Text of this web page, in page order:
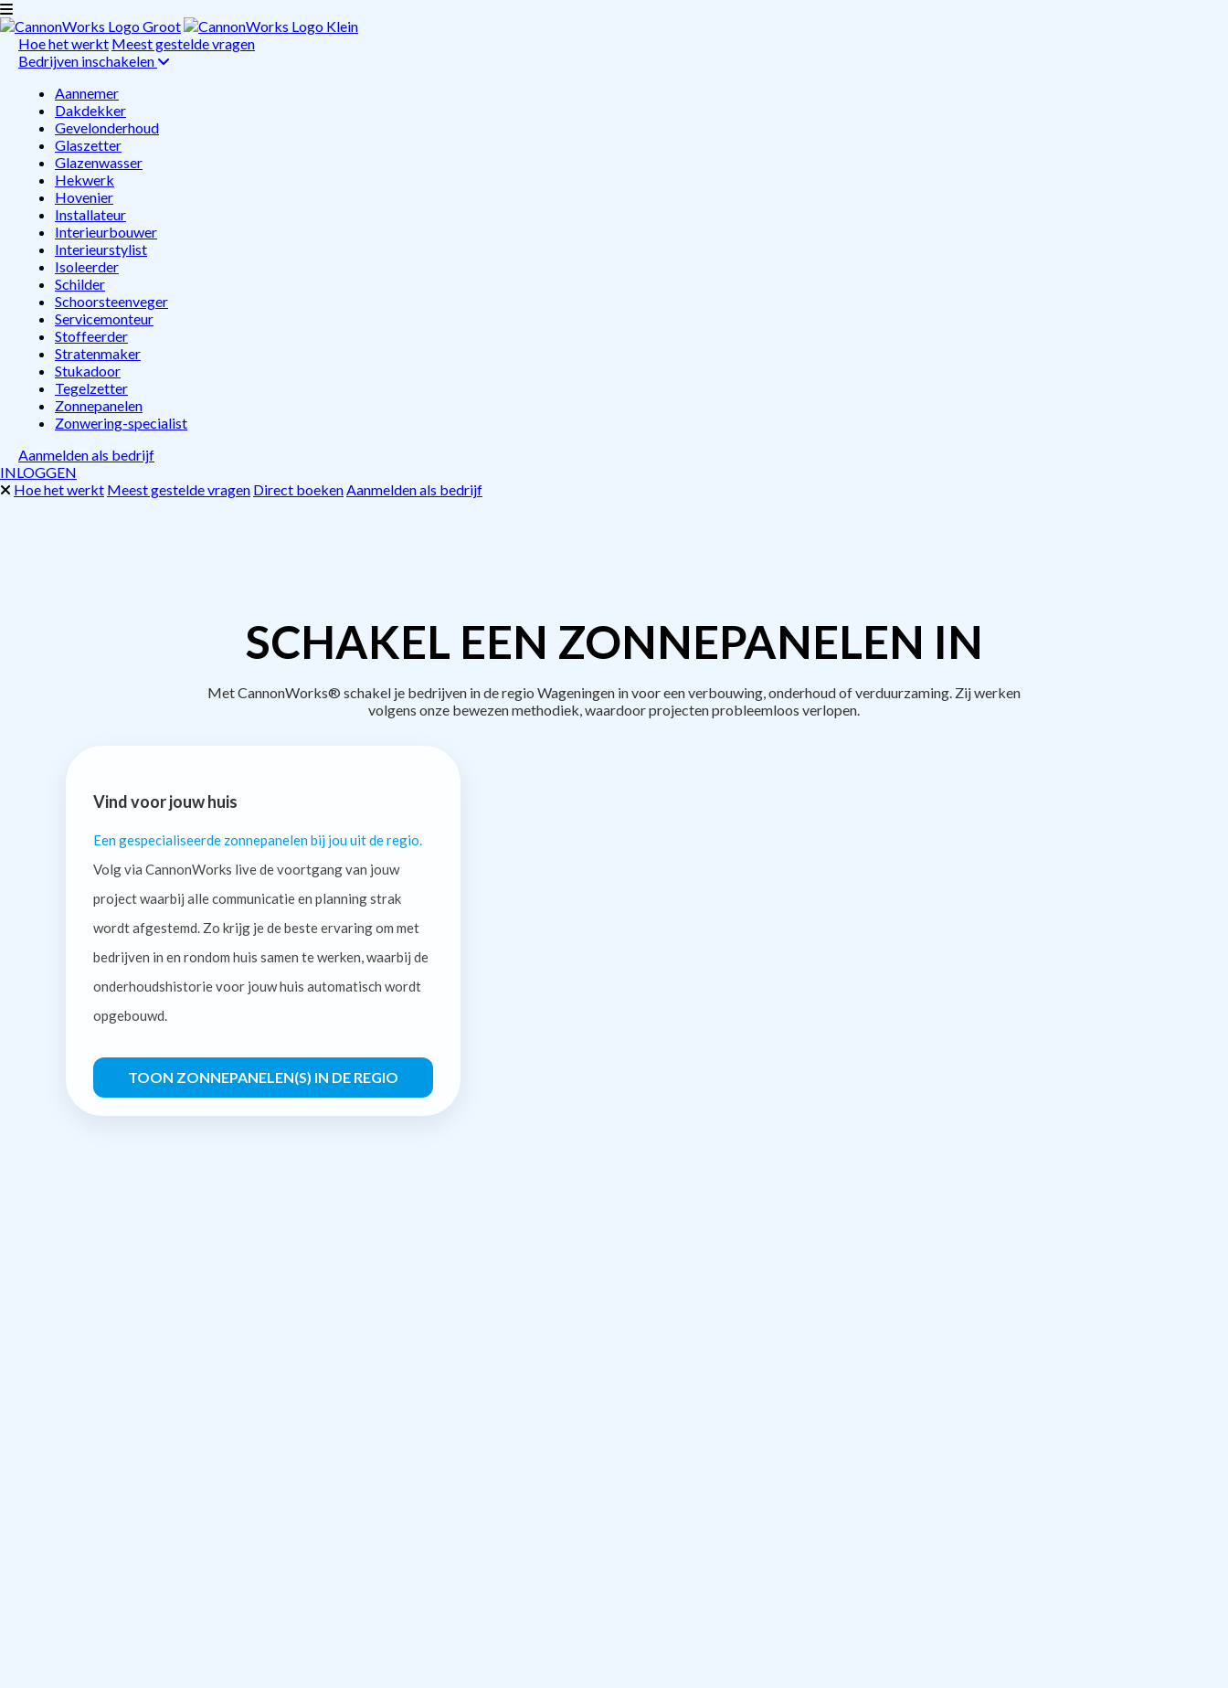
Hoe het werkt Meest gestelde vragen
Bedrijven inschakelen
Aannemer
Dakdekker
Gevelonderhoud
Glaszetter
Glazenwasser
Hekwerk
Hovenier
Installateur
Interieurbouwer
Interieurstylist
Isoleerder
Schilder
Schoorsteenveger
Servicemonteur
Stoffeerder
Stratenmaker
Stukadoor
Tegelzetter
Zonnepanelen
Zonwering-specialist
Aanmelden als bedrijf
INLOGGEN
Hoe het werkt Meest gestelde vragen Direct boekenAanmelden als bedrijf
SCHAKEL EEN ZONNEPANELEN IN
Met CannonWorks® schakel je bedrijven in de regio Wageningen in voor een verbouwing, onderhoud of verduurzaming. Zij werken
volgens onze bewezen methodiek, waardoor projecten probleemloos verlopen.
Vind voor jouw huis
Een gespecialiseerde zonnepanelen bij jou uit de regio.
Volg via CannonWorks live de voortgang van jouw
project waarbij alle communicatie en planning strak
wordt afgestemd. Zo krijg je de beste ervaring om met
bedrijven in en rondom huis samen te werken, waarbij de
onderhoudshistorie voor jouw huis automatisch wordt
opgebouwd.
TOON ZONNEPANELEN(S) IN DE REGIO